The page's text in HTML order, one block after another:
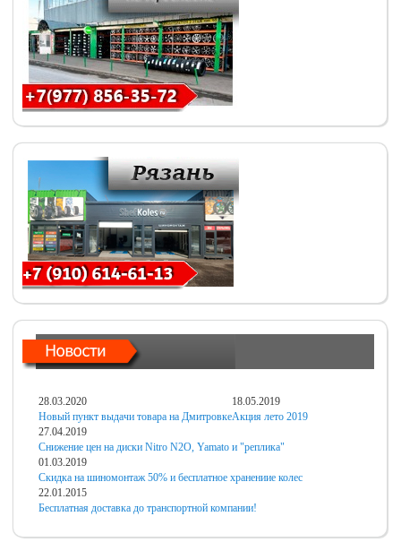
28.03.2020
Новый пункт выдачи товара на Дмитровке
18.05.2019
Акция лето 2019
27.04.2019
Снижение цен на диски Nitro N2O, Yamato и "реплика"
01.03.2019
Скидка на шиномонтаж 50% и бесплатное хранениие колес
22.01.2015
Бесплатная доставка до транспортной компании!